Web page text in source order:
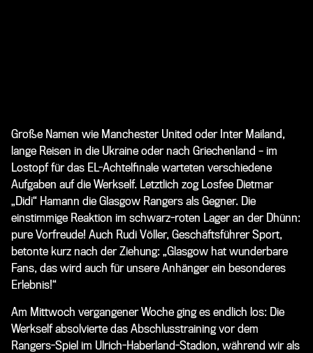
Große Namen wie Manchester United oder Inter Mailand,
lange Reisen in die Ukraine oder nach Griechenland – im
Lostopf für das EL-Achtelfinale warteten verschiedene
Aufgaben auf die Werkself. Letztlich zog Losfee Dietmar
„Didi“ Hamann die Glasgow Rangers als Gegner. Die
einstimmige Reaktion im schwarz-roten Lager an der Dhünn:
pure Vorfreude! Auch Rudi Völler, Geschäftsführer Sport,
betonte kurz nach der Ziehung: „Glasgow hat wunderbare
Fans, das wird auch für unsere Anhänger ein besonderes
Erlebnis!“
Am Mittwoch vergangener Woche ging es endlich los: Die
Werkself absolvierte das Abschlusstraining vor dem
Rangers-Spiel im Ulrich-Haberland-Stadion, während wir als